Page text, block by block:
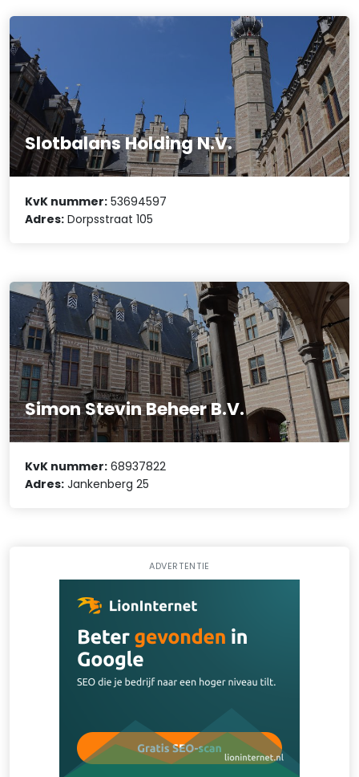
Slotbalans Holding N.V.
KvK nummer: 53694597
Adres: Dorpsstraat 105
Simon Stevin Beheer B.V.
KvK nummer: 68937822
Adres: Jankenberg 25
ADVERTENTIE